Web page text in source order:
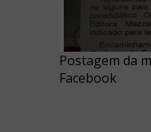
Postagem da
Facebook